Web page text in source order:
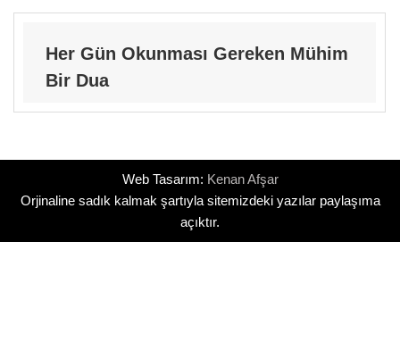
Her Gün Okunması Gereken Mühim
Bir Dua
Web Tasarım: Kenan Afşar
Orjinaline sadık kalmak şartıyla sitemizdeki yazılar paylaşıma
açıktır.